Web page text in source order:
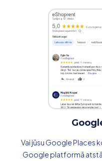
Vai jūsu Google Places
Google platformā